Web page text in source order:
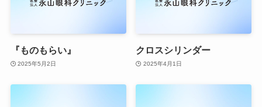
『ものもらい』
2025年5月2日
クロスシリンダー
2025年4月1日